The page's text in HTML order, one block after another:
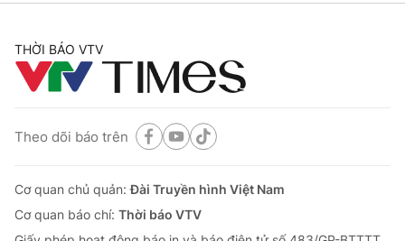
THỜI BÁO VTV
Theo dõi báo trên
Cơ quan chủ quản:Đài Truyền hình Việt Nam
Cơ quan báo chí: Thời báo VTV